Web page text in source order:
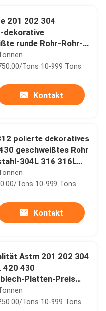
201 202 304
dekorative
runde Rohr-Rohr-
Tons 10-999 Tons
Kontakt
polierte dekoratives
geschweißtes Rohr
304L 316 316L
Tons 10-999 Tons
Kontakt
Astm 201 202 304
420 430
Platten-Preis
Tons 10-999 Tons